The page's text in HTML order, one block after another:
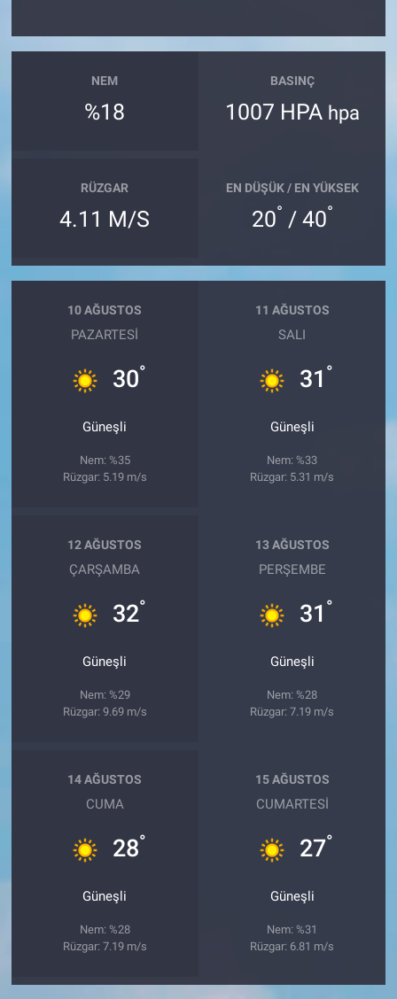
NEM
%18
BASINÇ
1007 HPA hpa
RÜZGAR
4.11 M/S
EN DÜŞÜK / EN YÜKSEK
20° / 40°
10 AĞUSTOS
PAZARTESI
30°
Güneşli
Nem: %35
Rüzgar: 5.19 m/s
11 AĞUSTOS
SALI
31 °
Güneşli
Nem: %33
Rüzgar: 5.31 m/s
12 AĞUSTOS
ÇARŞAMBA
32°
Güneşli
Nem: %29
Rüzgar: 9.69 m/s
13 AĞUSTOS
PERŞEMBE
31 °
Güneşli
Nem: %28
Rüzgar: 7.19 m/s
14 AĞUSTOS
CUMA
28°
Güneşli
Nem: %28
Rüzgar: 7.19 m/s
15 AĞUSTOS
CUMARTESI
27°
Güneşli
Nem: %31
Rüzgar: 6.81 m/s